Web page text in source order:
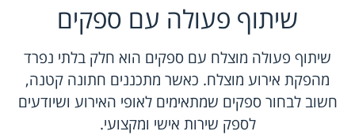
שיתוף פעולה עם ספקים
שיתוף פעולה מוצלח עם ספקים הוא חלק בלתי נפרד
מהפקת אירוע מוצלח. כאשר מתכננים חתונה קטנה,
חשוב לבחור ספקים שמתאימים לאופי האירוע ושיודעים
לספק שירות אישי ומקצועי.